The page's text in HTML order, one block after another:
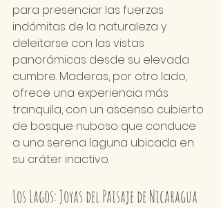
para presenciar las fuerzas
indómitas de la naturaleza y
deleitarse con las vistas
panorámicas desde su elevada
cumbre. Maderas, por otro lado,
ofrece una experiencia más
tranquila, con un ascenso cubierto
de bosque nuboso que conduce
a una serena laguna ubicada en
su cráter inactivo.
Los Lagos: Joyas del Paisaje de Nicaragua